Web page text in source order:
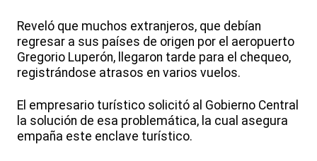
Reveló que muchos extranjeros, que debían
regresar a sus países de origen por el aeropuerto
Gregorio Luperón, llegaron tarde para el chequeo,
registrándose atrasos en varios vuelos.
El empresario turístico solicitó al Gobierno Central
la solución de esa problemática, la cual asegura
empaña este enclave turístico.